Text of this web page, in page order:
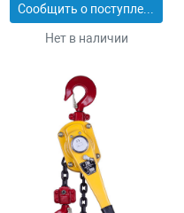
Сообщить о поступлении
Нет в наличии